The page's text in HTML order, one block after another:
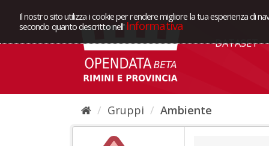
Il nostro sito utilizza i cookie per rendere migliore la tua esperienza di
secondo quanto descritto nell' Informativa
DATASET
Gruppi Ambiente